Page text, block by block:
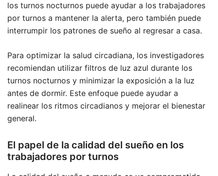
los turnos nocturnos puede ayudar a los trabajadores
por turnos a mantener la alerta, pero también puede
interrumpir los patrones de sueño al regresar a casa.
Para optimizar la salud circadiana, los investigadores
recomiendan utilizar filtros de luz azul durante los
turnos nocturnos y minimizar la exposición a la luz
antes de dormir. Este enfoque puede ayudar a
realinear los ritmos circadianos y mejorar el bienestar
general.
El papel de la calidad del sueño en los
trabajadores por turnos